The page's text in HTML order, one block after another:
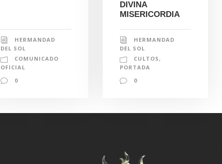
HERMANDAD
DEL SOL
COMUNICADO
OFICIAL
0
DIVINA
MISERICORDIA
HERMANDAD
DEL SOL
CULTOS ,
PORTADA
0